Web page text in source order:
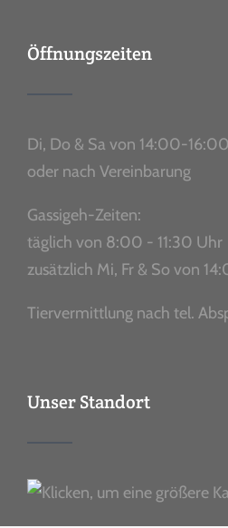
Öffnungszeiten
Di, Do & Sa von 14:00-
oder nach Vereinbarung
Gassigeh-Zeiten:
täglich von 8:00 - 11:30 Uhr
zusätzlich Mi, Fr & So von
Tiervermittlung nach tel.
Unser Standort